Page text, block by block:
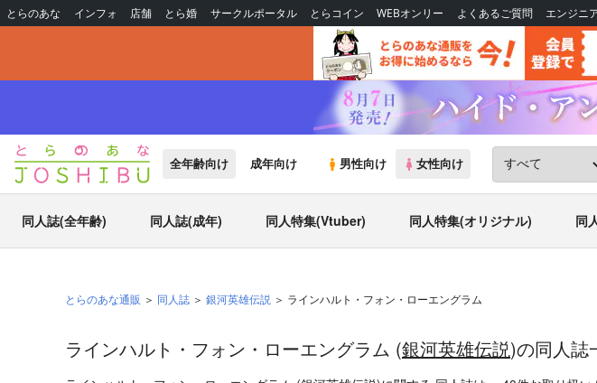
とらのあな インフォ 店舗 とら婚 サークルポータル とらコイン WEBオンリー よくあるご質問 エンジニ
全年齢向け 成年向け 男性向け 女性向け
同人誌(全年齢) 同人誌(成年) 同人特集(Vtuber) 同人特集(オリジナル) 同
とらのあな通販 同人誌 銀河英雄伝説 ラインハルト・フォン・ローエングラム
ラインハルト・フォン・ローエングラム (銀河英雄伝説)の同人誌